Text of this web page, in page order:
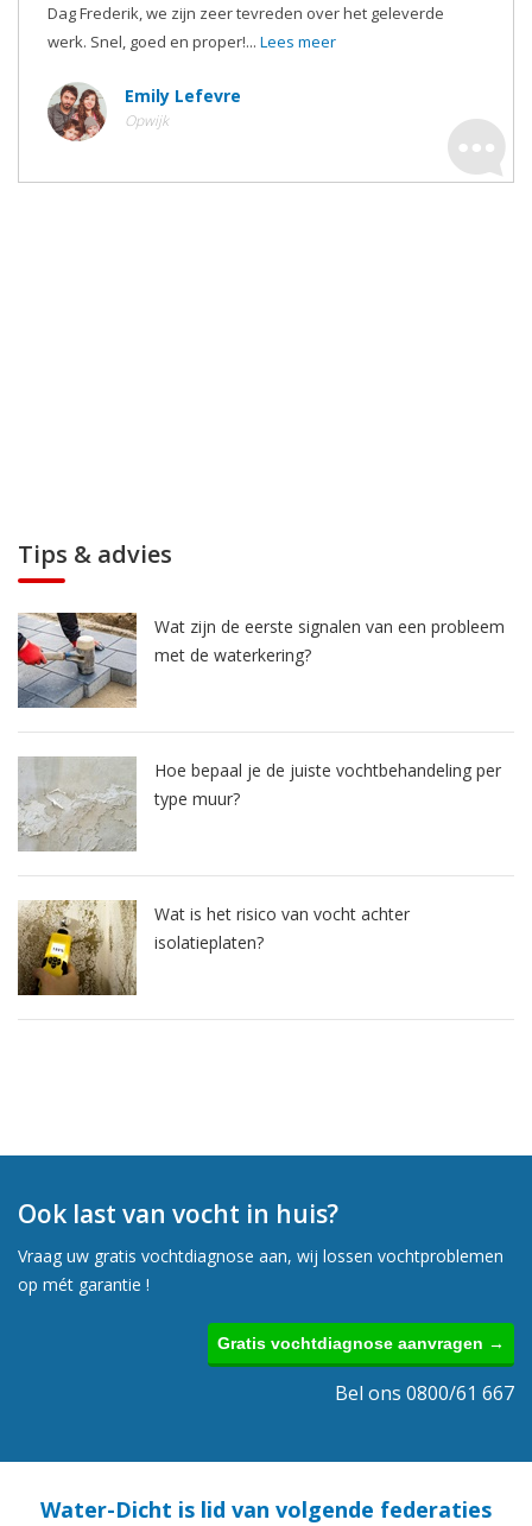
Dag Frederik, we zijn zeer tevreden over het geleverde
werk. Snel, goed en proper!... Lees meer
Emily Lefevre
Opwijk
Tips & advies
Wat zijn de eerste signalen van een probleem
met de waterkering?
Hoe bepaal je de juiste vochtbehandeling per
type muur?
Wat is het risico van vocht achter
isolatieplaten?
Ook last van vocht in huis?
Vraag uw gratis vochtdiagnose aan, wij lossen vochtproblemen
op mét garantie !
Gratis vochtdiagnose aanvragen →
Bel ons 0800/61 667
Water-Dicht is lid van volgende federaties